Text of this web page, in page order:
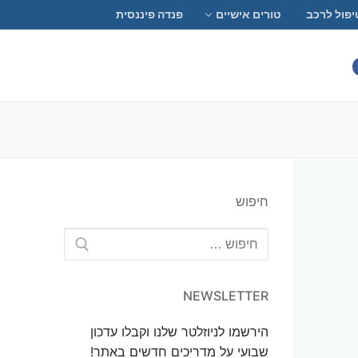
לרכב טורים אישיים פנדה פיננסית
חיפוש
NEWSLETTER
הירשמו לניוזלטר שלנו וקבלו עדכון
שבועי על מדריכים חדשים באתר!